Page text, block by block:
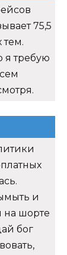
75,5
тем.
я требую
и
на шорте
бог